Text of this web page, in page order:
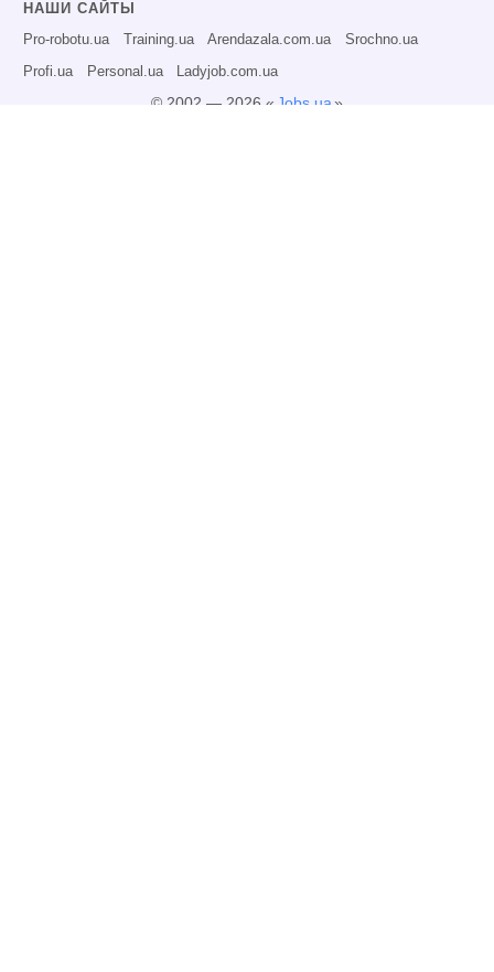
НАШИ САЙТЫ
Pro-robotu.ua Training.ua Arendazala.com.ua Srochno.ua
Profi.ua Personal.ua Ladyjob.com.ua
© 2002 — 2026 « Jobs.ua»